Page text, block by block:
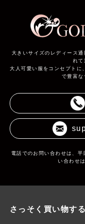
大きいサイズのレディース
れて
大人可愛い服をコンセプトに
で豊富な
電話でのお問い合わせは、
い合わせ
さっそく買い物する